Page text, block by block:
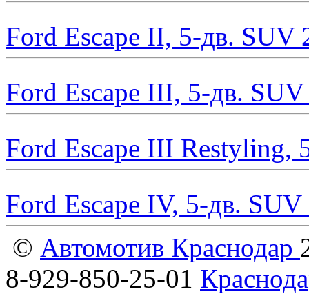
Ford Escape II, 5-дв. SUV
Ford Escape III, 5-дв.
Ford Escape III Restyling,
Ford Escape IV, 5-дв.
© Автомотив Краснодар
8-929-850-25-01